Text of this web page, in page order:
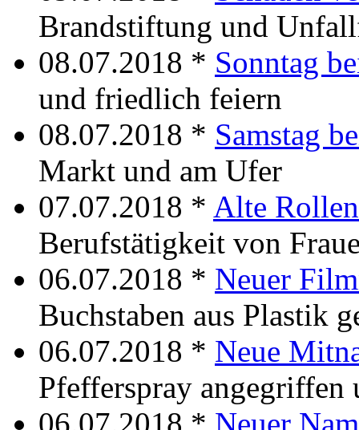
Brandstiftung und
08.07.2018 * Sonntag
und friedlich feiern
08.07.2018 * Samstag
Markt und am Ufer
07.07.2018 * Alte
Berufstätigkeit von
06.07.2018 * Neuer
Buchstaben aus Plastik
06.07.2018 * Neue
Pfefferspray angegriffen
06.07.2018 * Neuer